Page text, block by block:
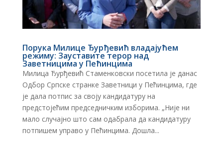
Порука Милице Ђурђевић владајућем
режиму: Зауставите терор над
Заветницима у Пећинцима
Милица Ђурђевић Стаменковски посетила је данас
Одбор Српске странке Заветници у Пећинцима, где
је дала потпис за своју кандидатуру на
предстојећим председничким изборима. „Није ни
мало случајно што сам одабрала да кандидатуру
потпишем управо у Пећинцима. Дошла...